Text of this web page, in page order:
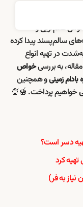
خوش‌طعم‌ترین و
سالم‌پسند پیدا کرده
در تهیه انواع
به بررسیخواص
زمینیو همچنین
خواهیم پرداخت. 🍯🍨
دسر است؟
تهیه کرد
به فر)